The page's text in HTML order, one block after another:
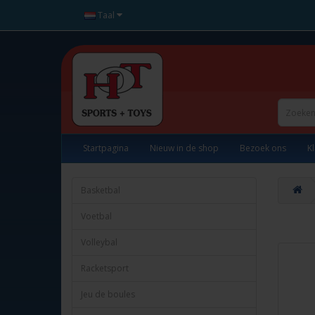
Taal
Startpagina Nieuw in de shop Bezoek ons
Basketbal
Voetbal
Volleybal
Racketsport
Jeu de boules